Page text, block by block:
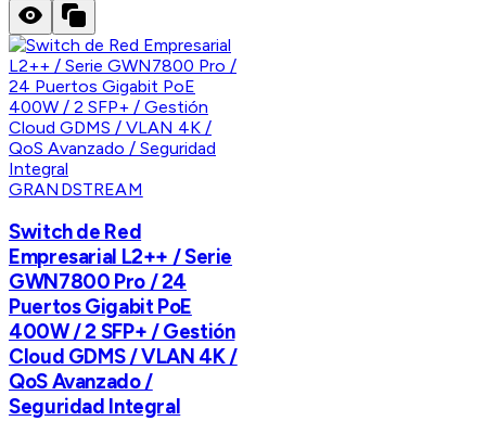
GRANDSTREAM
Switch de Red
Empresarial L2++ / Serie
GWN7800 Pro / 24
Puertos Gigabit PoE
400W / 2 SFP+ / Gestión
Cloud GDMS / VLAN 4K /
QoS Avanzado /
Seguridad Integral